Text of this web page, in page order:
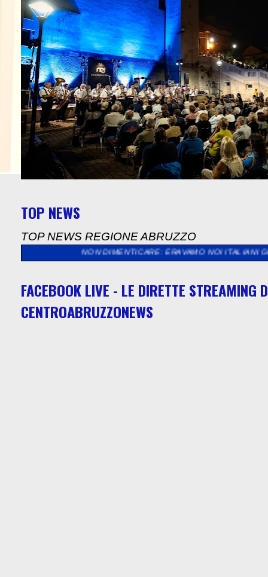
TOP NEWS
TOP NEWS REGIONE ABRUZZO
DA NON DIMENTICARE: ERAVAMO NOI ITALIANI GLI STRANIERI,
FACEBOOK LIVE - LE DIRETTE STREAMING
CENTROABRUZZONEWS